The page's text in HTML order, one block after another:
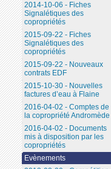
2014-10-06 - Fiches
Signalétiques des
copropriétés
2015-09-22 - Fiches
Signalétiques des
copropriétés
2015-09-22 - Nouveaux
contrats EDF
2015-10-30 - Nouvelles
factures d’eau à Flaine
2016-04-02 - Comptes de
la copropriété Andromède
2016-04-02 - Documents
mis à disposition par les
copropriétés
Evènements